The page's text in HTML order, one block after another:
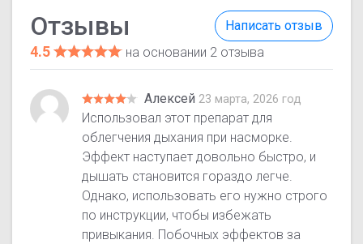
Написать отзыв
Отзывы
4.5 на основании 2 отзыва
Алексей 23 марта, 2026 год
Использовал этот препарат для
облегчения дыхания при насморке.
Эффект наступает довольно быстро, и
дышать становится гораздо легче.
Однако, использовать его нужно строго
по инструкции, чтобы избежать
привыкания. Побочных эффектов за